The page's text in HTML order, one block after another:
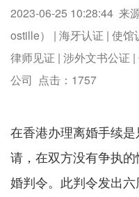
2023-06-25 10:28:44 来
ostille） | 海牙认证 | 使
律师见证 | 涉外文书公证
公司 点击： 1757
在香港办理离婚手续
请，在双方没有争执
婚判令。此判令发出